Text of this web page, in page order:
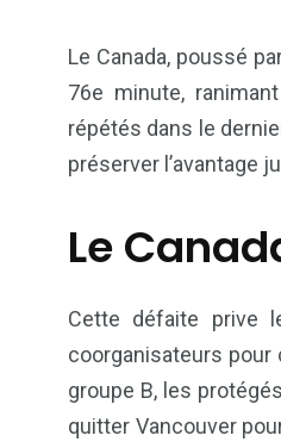
Le Canada, poussé
76e minute,
répétés dans le
préserver l’avantage
Le
Cette défaite prive
coorganisateurs pour
groupe B, les
quitter Vancouver